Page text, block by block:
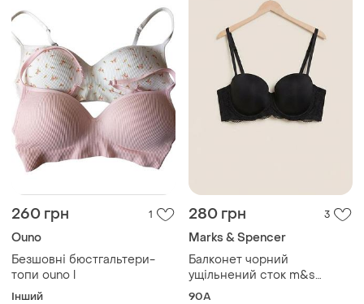
260 грн 1
Ouno
Безшовні бюстгальтери-
топи ouno l
Інший
280 грн 3
Marks & Spencer
Балконет чорний
ущільнений сток m&s
collection 40a 90a
90A